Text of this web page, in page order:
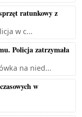
ratunkowy z
w c...
Policja zatrzymała
na nied...
w